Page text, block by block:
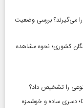
می‌گیرند؟ بررسی وضعیت
بازنشستگان کشوری؛ نحوه مشاهده
را تشخیص داد؟
دسری ساده و خوشمزه